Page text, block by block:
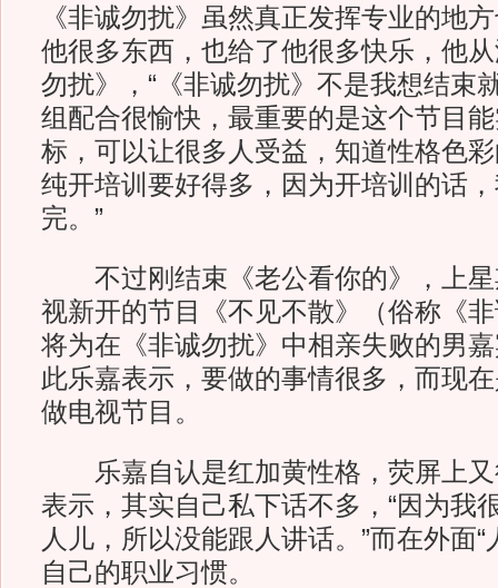
《非诚勿扰》虽然真正发挥专业的地
他很多东西，也给了他很多快乐，他
勿扰》，“《非诚勿扰》不是我想结束
组配合很愉快，最重要的是这个节目
标，可以让很多人受益，知道性格色
纯开培训要好得多，因为开培训的话
完。”
不过刚结束《老公看你的》，上星
视新开的节目《不见不散》（俗称《
将为在《非诚勿扰》中相亲失败的男
此乐嘉表示，要做的事情很多，而现
做电视节目。
乐嘉自认是红加黄性格，荧屏上又
表示，其实自己私下话不多，“因为我
人儿，所以没能跟人讲话。”而在外面“
自己的职业习惯。